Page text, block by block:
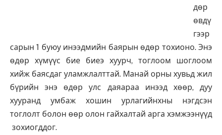
дөр
өвдү
гээр
сарын 1 буюу инээдмийн баярын өдөр тохионо. Энэ
өдөр хүмүүс бие биеэ хуурч, тоглоом шоглоом
хийж баясдаг уламжлалттай. Манай орны хувьд жил
бүрийн энэ өдөр улс даяараа инээд хөөр, дуу
хууранд умбаж хошин урлагийнхны нэгдсэн
тоглолт болон өөр олон гайхалтай арга хэмжээнүүд
зохиогддог.